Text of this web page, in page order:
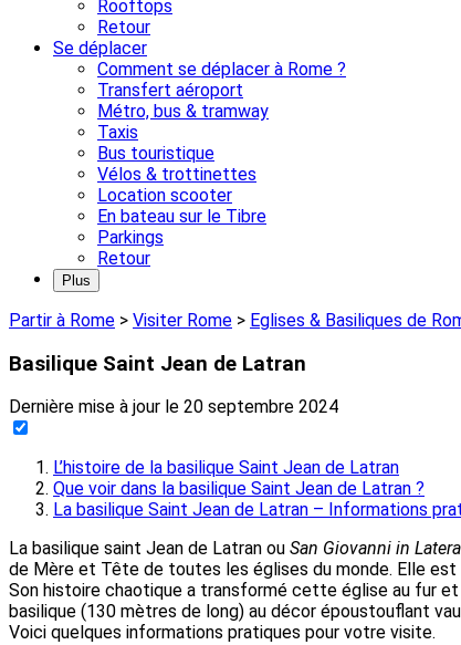
Rooftops
Retour
Se déplacer
Comment se déplacer à Rome ?
Transfert aéroport
Métro, bus & tramway
Taxis
Bus touristique
Vélos & trottinettes
Location scooter
En bateau sur le Tibre
Parkings
Retour
Plus
Partir à Rome > Visiter Rome > Eglises & Basiliques de
Basilique Saint Jean de Latran
Dernière mise à jour le 20 septembre 2024
L’histoire de la basilique Saint Jean de Latran
Que voir dans la basilique Saint Jean de Latran ?
La basilique Saint Jean de Latran – Informations
La basilique saint Jean de Latran ou San Giovanni in
de Mère et Tête de toutes les églises du monde. Elle
Son histoire chaotique a transformé cette église au fur
basilique (130 mètres de long) au décor époustouflant
Voici quelques informations pratiques pour votre visite.